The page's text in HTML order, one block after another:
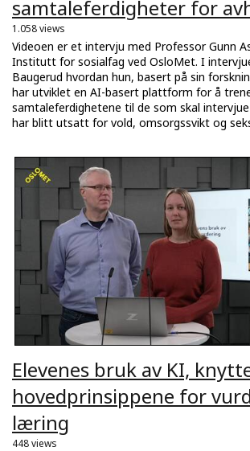
samtaleferdigheter for
1.058 views
Videoen er et intervju med Professor Gunn
Institutt for sosialfag ved OsloMet. I
Baugerud hvordan hun, basert på sin
har utviklet en AI-basert plattform for å
samtaleferdighetene til de som skal
har blitt utsatt for vold, omsorgssvikt og
Elevenes bruk av KI,
hovedprinsippene for
læring
448 views